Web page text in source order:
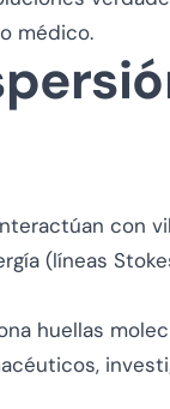
médico.
con
(líneas
huellas